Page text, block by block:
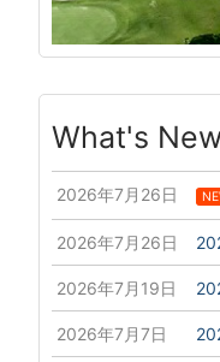
What's
2026年7月26日
2026年7月26日
2026年7月19日
2026年7月7日